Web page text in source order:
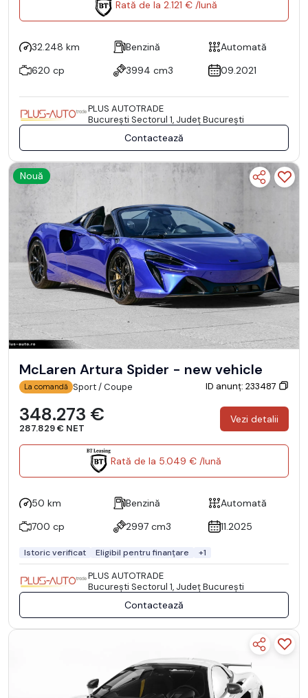
Rată de la 2.121 € /lună
32.248 km Benzină
Automată
620 cp
3994 cm3 09.2021
PLUS AUTOTRADE
Bucureşti Sectorul 1, Județ București
Contactează
Nouă
McLaren Artura Spider - new vehicle
La comandă Sport / Coupe ID anunț: 233487
348.273 €
287.829 € NET
Vezi detalii
Rată de la 5.049 € /lună
50 km Benzină
Automată
700 cp
2997 cm3 11.2025
Istoric verificat Eligibil pentru finanțare +1
PLUS AUTOTRADE
Bucureşti Sectorul 1, Județ București
Contactează